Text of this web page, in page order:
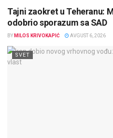
Tajni zaokret u Teheranu:
odobrio sporazum sa SAD
BY MILOS KRIVOKAPIĆ AVGUST 6, 2026
SVET